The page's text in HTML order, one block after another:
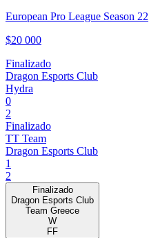
European Pro League Season 22
$20 000
Finalizado
Dragon Esports Club
Hydra
0
2
Finalizado
TT Team
Dragon Esports Club
1
2
Finalizado
Dragon Esports Club
Team Greece
W
FF